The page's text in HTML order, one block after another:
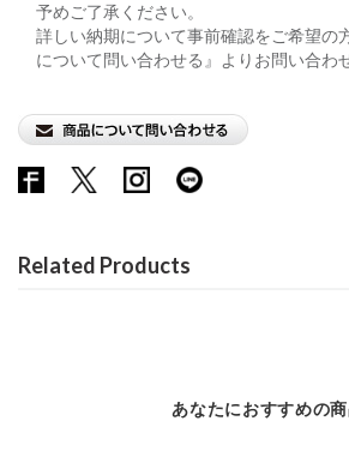
予めご了承ください。
詳しい納期について事前確認をご希望の
について問い合わせる』よりお問い合わ
Related Products
あなたにおすすめの